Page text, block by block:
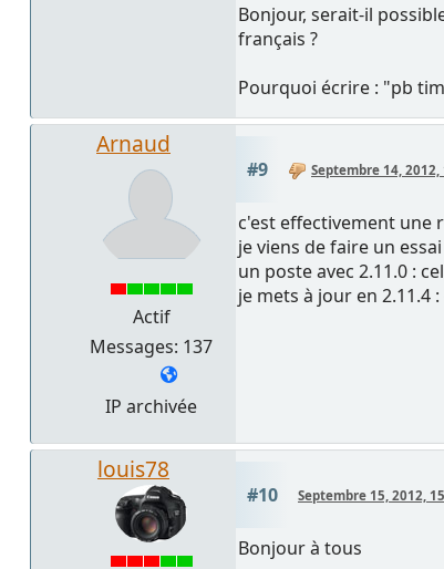
Bonjour, serait-il
français ?
Pourquoi écrire : "pb
Arnaud
Actif
Messages: 137
IP archivée
#9 Septembre 14, 2012,
c'est effectivement une
je viens de faire un essai
un poste avec 2.11.0 :
je mets à jour en 2.11.4
louis78
#10 Septembre 15, 2012,
Bonjour à tous